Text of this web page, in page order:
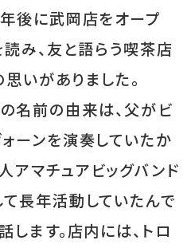
後に武岡店をオープ
読み、友と語らう喫茶店
いがありました。
前の由来は、父がビ
ーンを演奏していたか
アマチュアビッグバンド
長年活動していたんで
します。店内には、トロ